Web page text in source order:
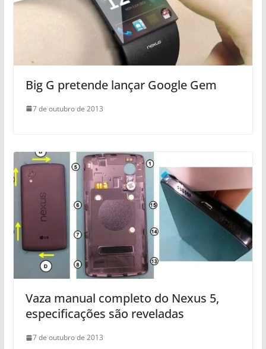
Big G pretende lançar Google Gem
7 de outubro de 2013
Vaza manual completo do Nexus 5,
especificações são reveladas
7 de outubro de 2013